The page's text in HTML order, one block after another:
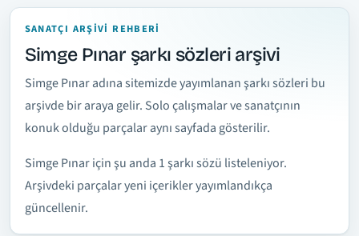
SANATÇI ARŞIVI REHBERI
Simge Pınar şarkı sözleri arşivi
Simge Pınar adına sitemizde yayımlanan şarkı sözleri bu
arşivde bir araya gelir. Solo çalışmalar ve sanatçının
konuk olduğu parçalar aynı sayfada gösterilir.
Simge Pınar için şu anda 1 şarkı sözü listeleniyor.
Arşivdeki parçalar yeni içerikler yayımlandıkça
güncellenir.